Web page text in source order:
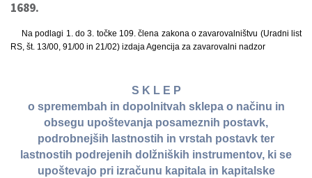
1689.
Na podlagi 1. do 3. točke 109. člena zakona o zavarovalništvu (Uradni list
RS, št. 13/00, 91/00 in 21/02) izdaja Agencija za zavarovalni nadzor
S K L E P
o spremembah in dopolnitvah sklepa o načinu in
obsegu upoštevanja posameznih postavk,
podrobnejših lastnostih in vrstah postavk ter
lastnostih podrejenih dolžniških instrumentov, ki se
upoštevajo pri izračunu kapitala in kapitalske